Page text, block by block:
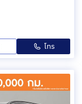
โทร